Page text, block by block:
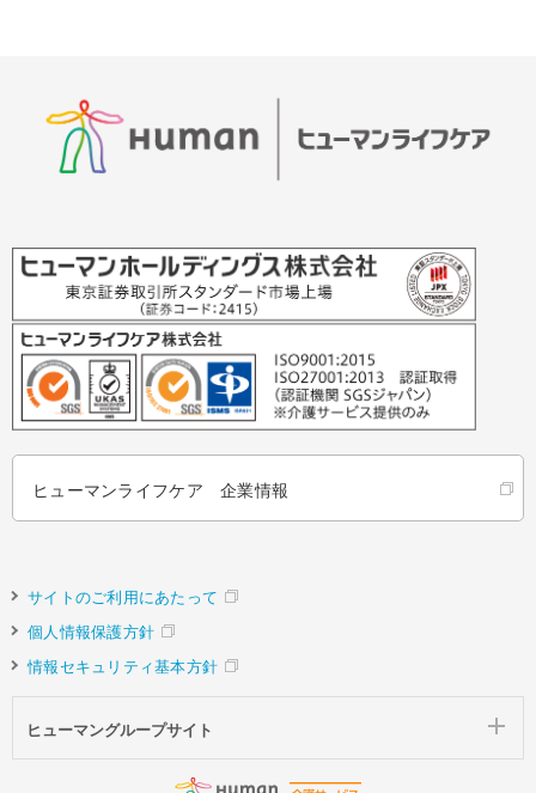
ヒューマンライフケア 企業情報
サイトのご利用にあたって
個人情報保護方針
情報セキュリティ基本方針
ヒューマングループサイト